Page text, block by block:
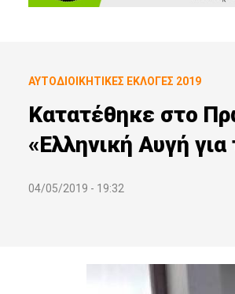
ΑΥΤΟΔΙΟΙΚΗΤΙΚΕΣ ΕΚΛΟΓΕΣ 2019
Κατατέθηκε στο
«Ελληνική Αυγή
04/05/2019 - 19:32